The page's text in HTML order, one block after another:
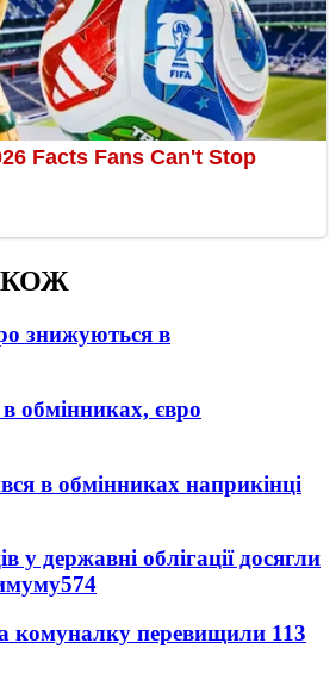
знижуються в
обмінниках, євро
в обмінниках наприкінці
у державні облігації досягли
574
комуналку перевищили 113